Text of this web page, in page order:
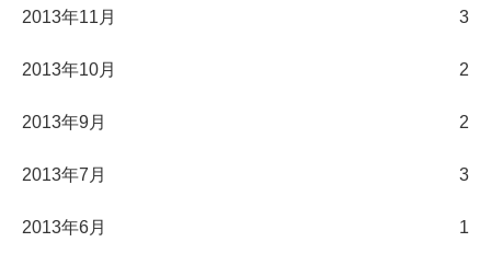
2013年11月 3
2013年10月 2
2013年9月 2
2013年7月 3
2013年6月 1